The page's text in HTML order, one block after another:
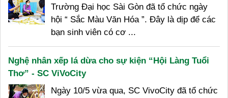
Trường Đại học Sài Gòn đã tổ chức ngày
hội “ Sắc Màu Văn Hóa ”. Đây là dịp để các
bạn sinh viên có cơ ...
Nghệ nhân xếp lá dừa cho sự kiện “Hội Làng Tuổi
Thơ” - SC ViVoCity
Ngày 10/5 vừa qua, SC VivoCity đã tổ chức